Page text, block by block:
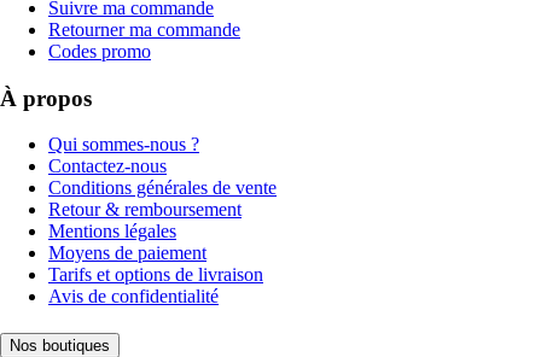
Suivre ma commande
Retourner ma commande
Codes promo
À propos
Qui sommes-nous ?
Contactez-nous
Conditions générales de vente
Retour & remboursement
Mentions légales
Moyens de paiement
Tarifs et options de livraison
Avis de confidentialité
Nos boutiques